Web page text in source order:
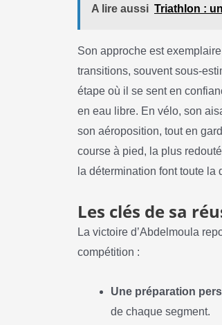
A lire aussi Triathlon :
Son approche est
transitions, souvent sous-
étape où il se sent en
en eau libre. En vélo, son
son aéroposition, tout en
course à pied, la plus
la détermination font toute la
Les clés de sa
La victoire d’Abdelmoula
compétition :
Une préparation
de chaque segment.